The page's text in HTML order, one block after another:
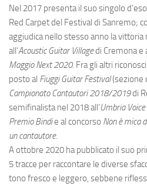
Nel 2017 presenta il suo singolo
Red Carpet del Festival di Sanremo;
aggiudica nello stesso anno la vittoria
all’Acoustic Guitar Villagedi Cremona e
Maggio Next 2020. Fra gli altri
posto al Fiuggi Guitar Festival(sezione
Campionato Cantautori 2018/2019di
semifinalista nel 2018 all’Umbria
Premio Bindie al concorso Non è mica
un cantautore.
A ottobre 2020 ha pubblicato il suo
5 tracce per raccontare le diverse
tono fresco e leggero, sebbene